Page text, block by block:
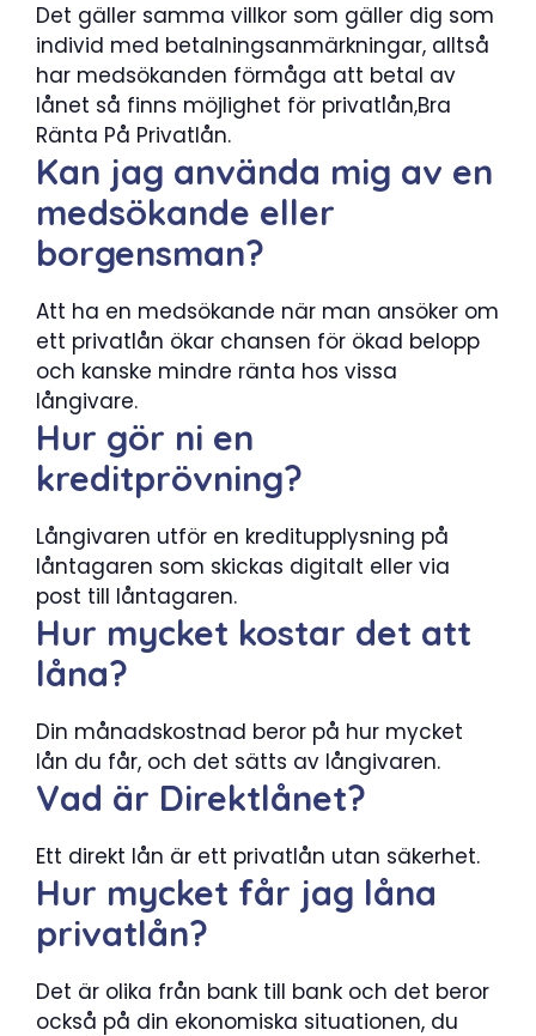
Det gäller samma villkor som gäller dig som
individ med betalningsanmärkningar, alltså
har medsökanden förmåga att betal av
lånet så finns möjlighet för privatlån,Bra
Ränta På Privatlån.
Kan jag använda mig av en
medsökande eller
borgensman?
Att ha en medsökande när man ansöker om
ett privatlån ökar chansen för ökad belopp
och kanske mindre ränta hos vissa
långivare.
Hur gör ni en
kreditprövning?
Långivaren utför en kreditupplysning på
låntagaren som skickas digitalt eller via
post till låntagaren.
Hur mycket kostar det att
låna?
Din månadskostnad beror på hur mycket
lån du får, och det sätts av långivaren.
Vad är Direktlånet?
Ett direkt lån är ett privatlån utan säkerhet.
Hur mycket får jag låna
privatlån?
Det är olika från bank till bank och det beror
också på din ekonomiska situationen, du